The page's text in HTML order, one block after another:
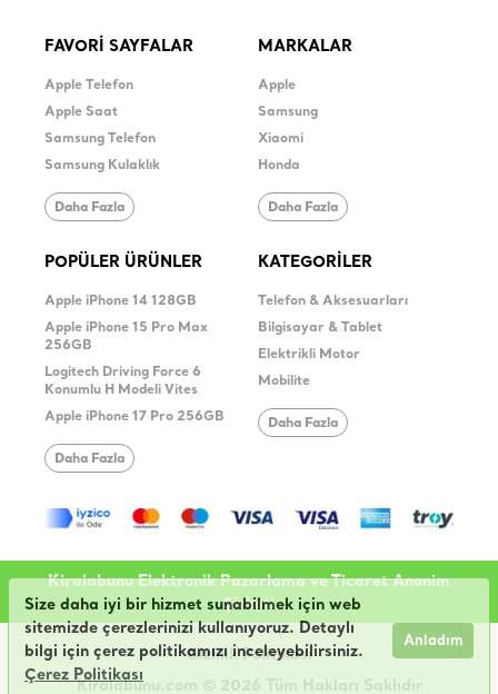
Size daha iyi bir hizmet sunabilmek için web
sitemizde çerezlerinizi kullanıyoruz. Detaylı
bilgi için çerez politikamızı inceleyebilirsiniz.
Çerez Politikası
Anladım
FAVORİ SAYFALAR
Apple Telefon
Apple Saat
Samsung Telefon
Samsung Kulaklık
Daha Fazla
MARKALAR
Apple
Samsung
Xiaomi
Honda
Daha Fazla
POPÜLER ÜRÜNLER
Apple iPhone 14 128GB
Apple iPhone 15 Pro Max
256GB
Logitech Driving Force 6
Konumlu H Modeli Vites
Apple iPhone 17 Pro 256GB
Daha Fazla
KATEGORİLER
Telefon & Aksesuarları
Bilgisayar & Tablet
Elektrikli Motor
Mobilite
Daha Fazla
Kiralabunu Elektronik Pazarlama ve Ticaret Anonim
Şirketi
Gizlilik Politikası
Kiralabunu.com © 2026 Tüm Hakları Saklıdır